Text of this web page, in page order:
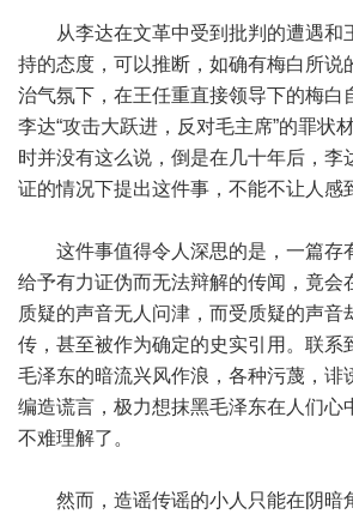
从李达在文革中受到批判的遭遇和
持的态度，可以推断，如确有梅白所说
治气氛下，在王任重直接领导下的梅白
李达“攻击大跃进，反对毛主席”的罪状
时并没有这么说，倒是在几十年后，李
证的情况下提出这件事，不能不让人感
这件事值得令人深思的是，一篇存
给予有力证伪而无法辩解的传闻，竟会
质疑的声音无人问津，而受质疑的声音
传，甚至被作为确定的史实引用。联系
毛泽东的暗流兴风作浪，各种污蔑，诽
编造谎言，极力想抹黑毛泽东在人们心
不难理解了。
然而，造谣传谣的小人只能在阴暗